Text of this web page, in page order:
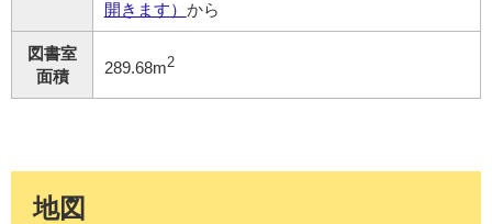
開きます） から
図書室
面積
289.68m2
地図